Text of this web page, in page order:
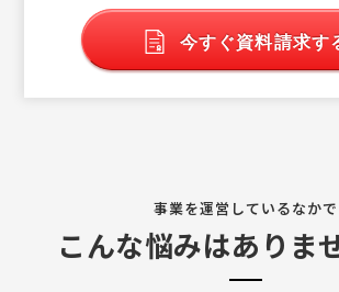
今すぐ資料請求す
事業を運営しているなかで
こんな悩みはありま